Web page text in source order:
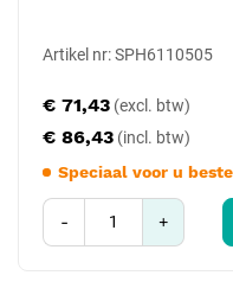
met liniaal of caliper blijven
Artikel nr: SPH6110505
€ 86,43
€ 71,43
Speciaal voor u
- +